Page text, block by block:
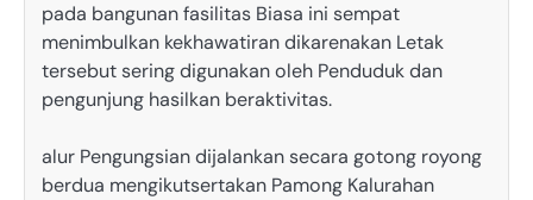
pada bangunan fasilitas Biasa ini sempat
menimbulkan kekhawatiran dikarenakan Letak
tersebut sering digunakan oleh Penduduk dan
pengunjung hasilkan beraktivitas.
alur Pengungsian dijalankan secara gotong royong
berdua mengikutsertakan Pamong Kalurahan